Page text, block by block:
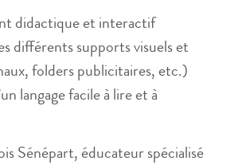
didactique et interactif
différents supports visuels et
folders publicitaires, etc.)
langage facile à lire et à
Sénépart, éducateur spécialisé